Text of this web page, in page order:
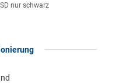
nur schwarz